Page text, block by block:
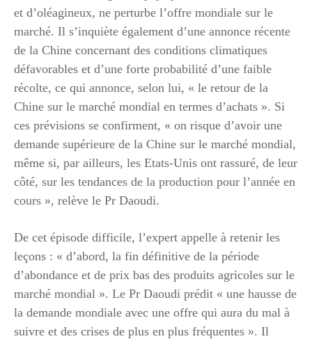
et d’oléagineux, ne perturbe l’offre mondiale sur le
marché. Il s’inquiète également d’une annonce récente
de la Chine concernant des conditions climatiques
défavorables et d’une forte probabilité d’une faible
récolte, ce qui annonce, selon lui, « le retour de la
Chine sur le marché mondial en termes d’achats ». Si
ces prévisions se confirment, « on risque d’avoir une
demande supérieure de la Chine sur le marché mondial,
même si, par ailleurs, les Etats-Unis ont rassuré, de leur
côté, sur les tendances de la production pour l’année en
cours », relève le Pr Daoudi.
De cet épisode difficile, l’expert appelle à retenir les
leçons : « d’abord, la fin définitive de la période
d’abondance et de prix bas des produits agricoles sur le
marché mondial ». Le Pr Daoudi prédit « une hausse de
la demande mondiale avec une offre qui aura du mal à
suivre et des crises de plus en plus fréquentes ». Il